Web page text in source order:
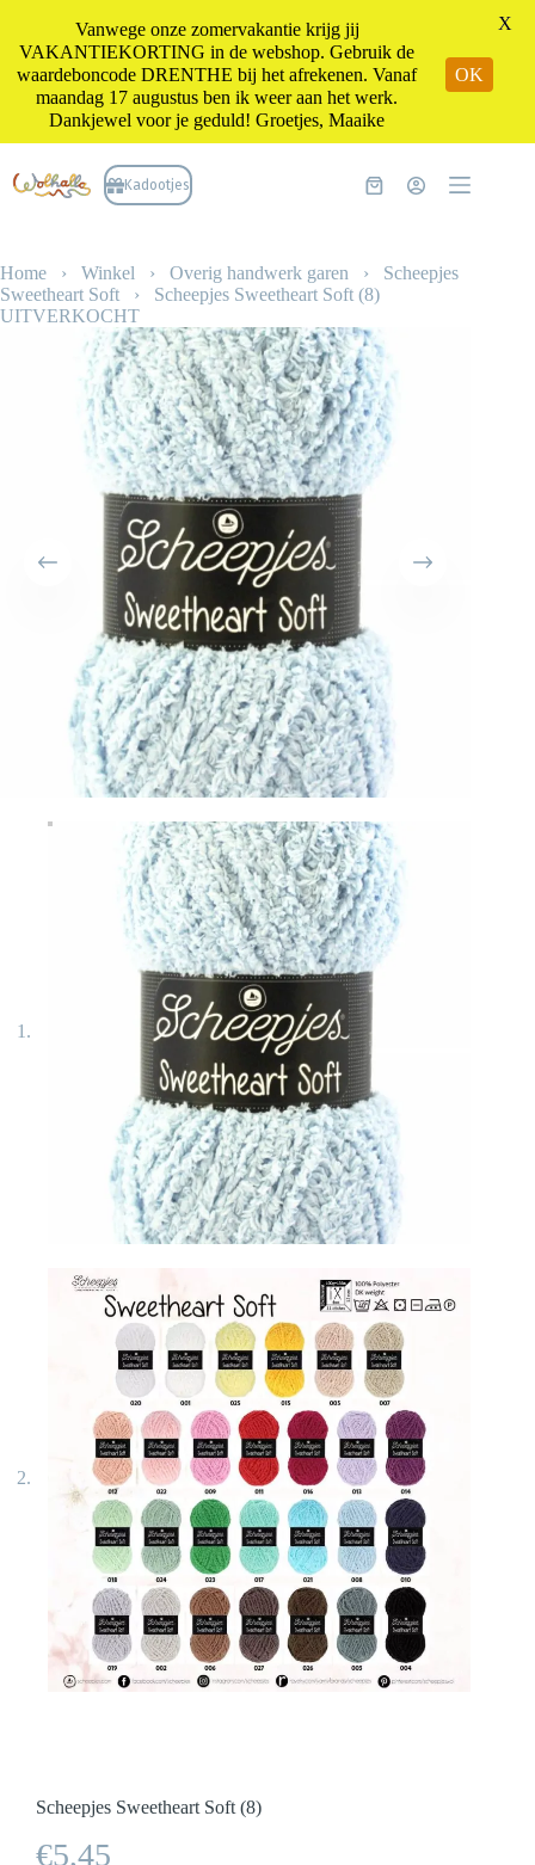
naar
de
Kadootjes Winkelwagen
Home › Winkel › Overig handwerk garen › Scheepjes
Sweetheart Soft › Scheepjes Sweetheart Soft (8)
UITVERKOCHT
Scheepjes Sweetheart Soft (8)
€5,45
Vanwege onze zomervakantie krijg jij
VAKANTIEKORTING in de webshop. Gebruik de
waardeboncode DRENTHE bij het afrekenen. Vanaf
maandag 17 augustus ben ik weer aan het werk.
Dankjewel voor je geduld! Groetjes, Maaike
OK
X